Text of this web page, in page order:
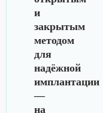
и
закрытым
методом
для
надёжной
имплантации
—
на